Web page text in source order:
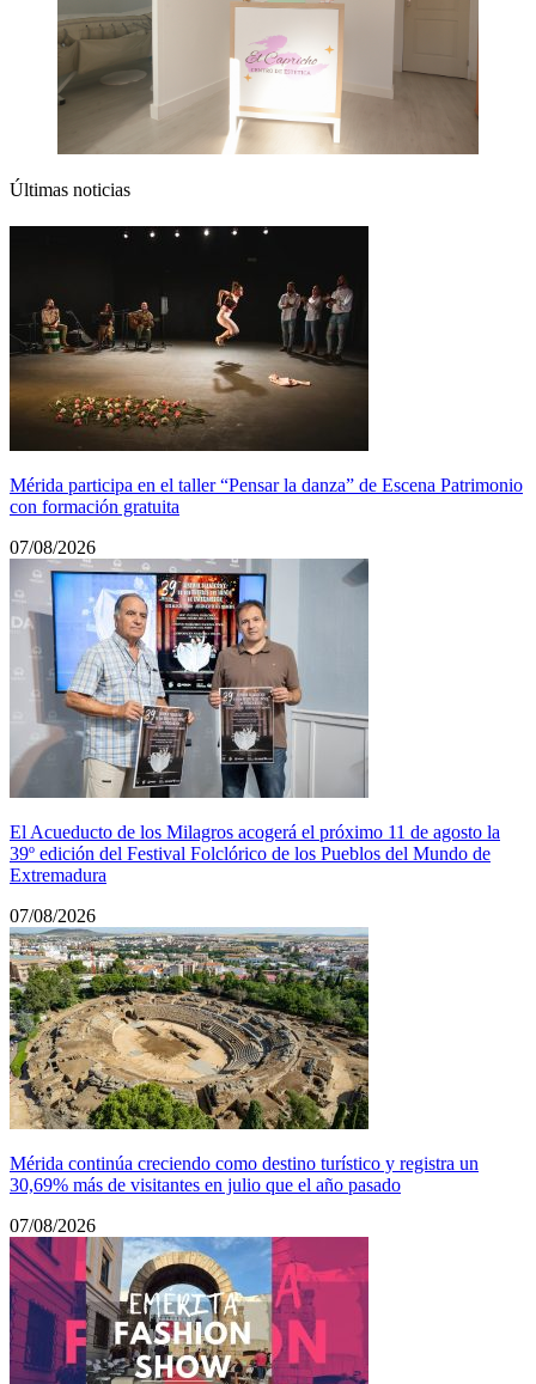
Últimas noticias
Mérida participa en el taller “Pensar la danza” de Escena Patrimonio
con formación gratuita
07/08/2026
El Acueducto de los Milagros acogerá el próximo 11 de agosto la
39º edición del Festival Folclórico de los Pueblos del Mundo de
Extremadura
07/08/2026
Mérida continúa creciendo como destino turístico y registra un
30,69% más de visitantes en julio que el año pasado
07/08/2026